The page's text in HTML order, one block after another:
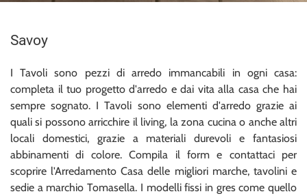
Savoy
I Tavoli sono pezzi di arredo immancabili in ogni casa:
completa il tuo progetto d'arredo e dai vita alla casa che hai
sempre sognato. I Tavoli sono elementi d'arredo grazie ai
quali si possono arricchire il living, la zona cucina o anche altri
locali domestici, grazie a materiali durevoli e fantasiosi
abbinamenti di colore. Compila il form e contattaci per
scoprire l'Arredamento Casa delle migliori marche, tavolini e
sedie a marchio Tomasella. I modelli fissi in gres come quello